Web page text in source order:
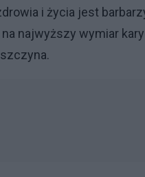
i życia jest
najwyższy wymiar